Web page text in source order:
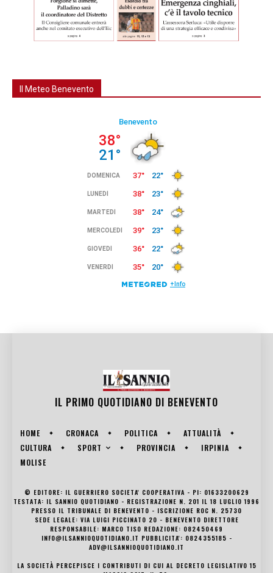
Il Meteo Benevento
IL PRIMO QUOTIDIANO DI BENEVENTO
HOME CRONACA POLITICA
ATTUALITÀ
CULTURA
SPORT PROVINCIA
IRPINIA
MOLISE
© EDITORE: IL GUERRIERO SOCIETA' COOPERATIVA - PI: 01633200629
TESTATA: IL SANNIO QUOTIDIANO - REGISTRAZIONE N. 201 IL 18 LUGLIO 1996
PRESSO IL TRIBUNALE DI BENEVENTO - ISCRIZIONE ROC N. 25730
SEDE LEGALE: VIA LUIGI PICCINATO 20 - BENEVENTO DIRETTORE
RESPONSABILE: MARCO TISO REDAZIONE: 082450469
INFO@ILSANNIOQUOTIDIANO.IT PUBBLICITA': 0824355185 -
ADV@ILSANNIOQUOTIDIANO.IT
LA SOCIETÀ PERCEPISCE I CONTRIBUTI DI CUI AL DECRETO LEGISLATIVO 15